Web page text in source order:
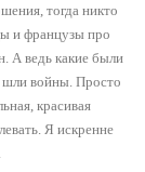
тогда никто
и французы про
А ведь какие были
шли войны. Просто
красивая
Я искренне